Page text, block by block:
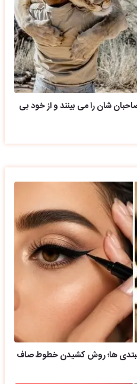
شان را می بینند و از خود بی
ها؛ روش کشیدن خطوط صاف